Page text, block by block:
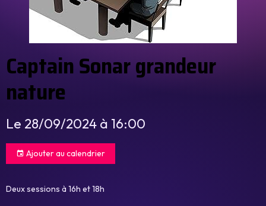
Captain Sonar grandeur
nature
Le 28/09/2024 à 16:00
Ajouter au calendrier
Deux sessions à 16h et 18h